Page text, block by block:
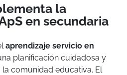
la
en secundaria
aprendizaje servicio en
planificación cuidadosa y
comunidad educativa. El